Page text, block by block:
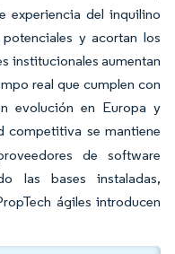
experiencia del inquilino
y acortan los
institucionales aumentan
real que cumplen con
evolución en Europa y
competitiva se mantiene
de software
las bases instaladas,
ágiles introducen